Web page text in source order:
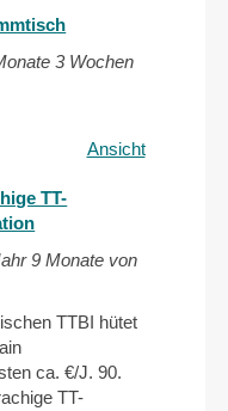
3 Wochen
Ansicht
TT-
9 Monate von
TTBI hütet
ca. €/J. 90.
TT-